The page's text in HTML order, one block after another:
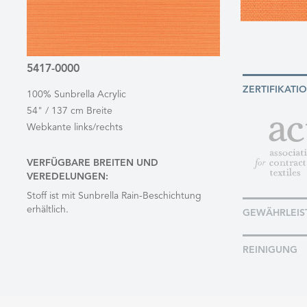
5417-0000
100% Sunbrella Acrylic
54" / 137 cm Breite
Webkante links/rechts
VERFÜGBARE BREITEN UND
VEREDELUNGEN:
Stoff ist mit Sunbrella Rain-Beschichtung
erhältlich.
REINIGUNG